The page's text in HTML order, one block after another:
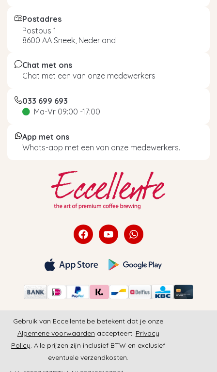
Postadres
Postbus 1
8600 AA Sneek, Nederland
Chat met ons
Chat met een van onze medewerkers
033 699 693
Ma-Vr 09:00 -17:00
App met ons
Whats-app met een van onze medewerkers.
Gebruik van Eccellente.be betekent dat je onze
Algemene voorwaarden accepteert. Privacy
Policy. Alle prijzen zijn inclusief BTW en exclusief
eventuele verzendkosten.